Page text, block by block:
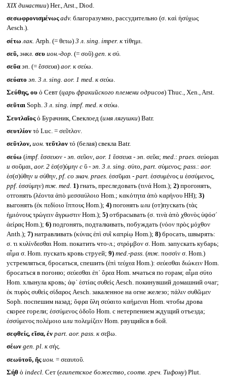
XIX династии) Her., Arst., Diod.
σεσωφρονισμένως adv. благоразумно, рассудительно (σ. καὶ ἡσύχως
Aesch.).
σέτω лак. Arph. (= θετω) 3 л. sing. imper. кτίθημι.
σεῦ, энкл. σευ ион.-дор. (= σοῦ) gen. кσύ.
σεῦα эп. (= ἔσσευα) aor. кσεύω.
σεύατο эп. 3 л. sing. aor. 1 med. кσεύω.
Σεύθης, ουὁ Севт (царь фракийского племени одрисов) Thuc., Xen., Arst.
σεῦταιSoph.3 л. sing. impf. med. кσεύω.
Σευτλαῖοςὁ Бурачник, Свеклоед (имя лягушки) Batr.
σευτλίον τό Luc. = σεῦτλον.
σεῦτλον, ион. τεῦτλον τό (белая) свекла Batr.
σεύω (impf. ἔσσευον - эп. σεῦον, aor. 1 ἔσσευα - эп. σεῦα; med. : praes. σεύομαι
и σοῦμαι, aor. 2ἐσ(σ)ύμην сῠ - эп. 3 л. sing. σύτο, part. σύμενος; pass. : aor.
ἐσ(σ)ύθην и σύθην, pf. со знач. praes. ἐσσῠμαι - part. ἐσσυμένος и ἐσσύμενος,
ppf. ἐσσύμην)тж. med. 1)гнать, преследовать (τινά Hom.); 2)прогонять,
отгонять (λέοντα ἀπὸ μεσσαύλοιο Hom.; κακότητα ἀπὸ καρήνου HH); 3)
выгонять (ἐκ πεδίοιο ἵππους Hom.); 4)погонять или (от)пускать (τὰς
ἡμιόνους τρώγειν ἄγρωστιν Hom.); 5)отбрасывать (σ. τινὰ ἀπὸ χθονὸς ὑψόσ᾽
ἀείρας Hom.); 6)подгонять, подталкивать, побуждать (νόον πρὸς μόχθον
Anth.); 7)натравливать (κύνας ἐπὶ συῒ καπρίῳ Hom.); 8)бросать, швырять:
σ. τι κυλίνδεσθαι Hom. покатить что-л.; στρόμβον σ. Hom. запускать кубарь;
αἷμα σ. Hom. пускать кровь струей; 9) med.-pass. (тж. ποσσὶν σ. Hom.)
устремляться, бросаться, спешить (ἐπὶ τεύχεα Hom.): σεύεσθαι διώκειν Hom.
бросаться в погоню; σεύεσθαι ἐπ᾽ ὄρεα Hom. мчаться по горам; αἷμα σύτο
Hom. хлынула кровь; ἀφ᾽ ἑστίας συθείς Aesch. покинувший домашний очаг;
ἐκ πυρὸς συθεὶς σίδαρος Aesch. закаленное на огне железо; πάλιν συθῶμεν
Soph. поспешим назад; ὄφρα ὕλη σεύαιτο καήμεναι Hom. чтобы дрова
скорее горели; ἐσσύμενος ὁδοῖο Hom. с нетерпением ждущий отъезда;
ἐσσύμενος πολέμοιο или πολεμίζειν Hom. рвущийся в бой.
σεφθείς, εῖσα, έν part. aor. pass. кσεβω.
σέων gen. pl. кσής.
σεωϋτοῦ, ῆς ион. = σεαυτοῦ.
Σήθ ὁ indecl. Сет (египетское божество, соотв. греч. Тифону) Plut.